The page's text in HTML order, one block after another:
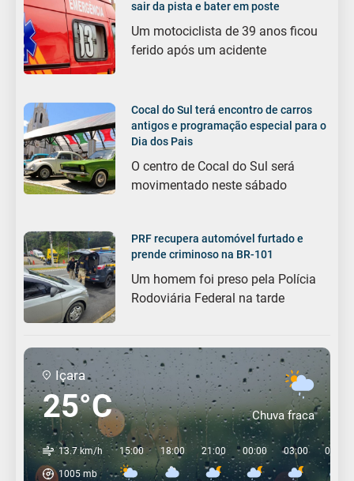
sair da pista e bater em poste
Um motociclista de 39 anos ficou
ferido após um acidente
Cocal do Sul terá encontro de carros
antigos e programação especial para o
Dia dos Pais
O centro de Cocal do Sul será
movimentado neste sábado
PRF recupera automóvel furtado e
prende criminoso na BR-101
Um homem foi preso pela Polícia
Rodoviária Federal na tarde
Içara
25°C Chuva fraca
13.7 km/h
1005 mb
15:00 18:00 21:00 00:00 03:00 06:00